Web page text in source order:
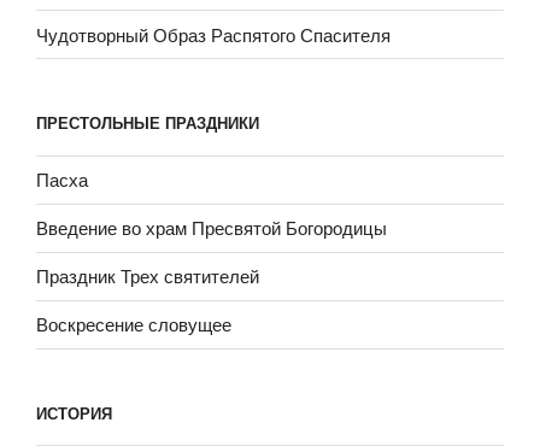
Чудотворный Образ Распятого Спасителя
ПРЕСТОЛЬНЫЕ ПРАЗДНИКИ
Пасха
Введение во храм Пресвятой Богородицы
Праздник Трех святителей
Воскресение словущее
ИСТОРИЯ